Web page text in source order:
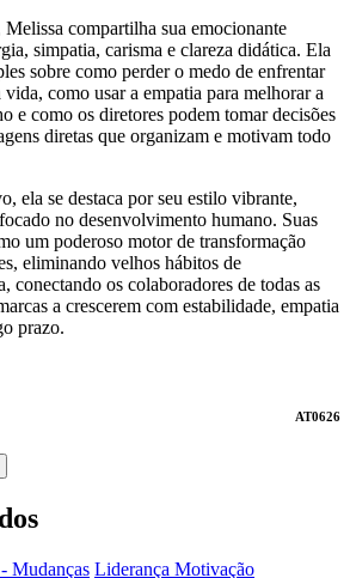
Melissa compartilha sua emocionante
simpatia, carisma e clareza didática. Ela
sobre como perder o medo de enfrentar
como usar a empatia para melhorar a
e como os diretores podem tomar decisões
diretas que organizam e motivam todo
ela se destaca por seu estilo vibrante,
no desenvolvimento humano. Suas
um poderoso motor de transformação
eliminando velhos hábitos de
conectando os colaboradores de todas as
a crescerem com estabilidade, empatia
prazo.
AT0626
Mudanças Liderança Motivação